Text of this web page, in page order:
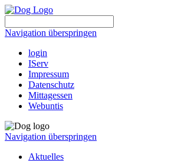
Navigation überspringen
login
IServ
Impressum
Datenschutz
Mittagessen
Webuntis
Navigation überspringen
Aktuelles